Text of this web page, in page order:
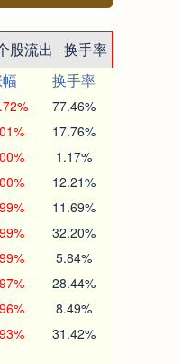
股流出
换手率
换手率
77.46%
17.76%
1.17%
12.21%
11.69%
32.20%
5.84%
28.44%
8.49%
31.42%